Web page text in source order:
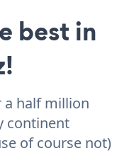
best in
a half million
continent
of course not)